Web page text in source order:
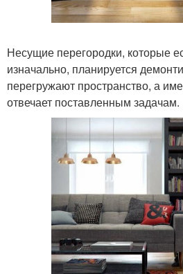
Несущие перегородки, которые
изначально, планируется
перегружают пространство, а
отвечает поставленным задачам.